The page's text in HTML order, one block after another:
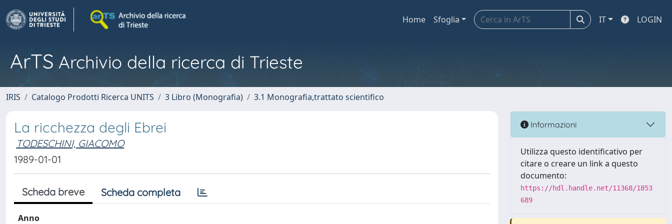
Home Sfoglia IT LOGIN
ArTS Archivio della ricerca di Trieste
IRIS Catalogo Prodotti Ricerca UNITS 3 Libro (Monografia) 3.1 Monografia,trattato scientifico
La ricchezza degli Ebrei
TODESCHINI, GIACOMO
1989-01-01
Scheda breve Scheda completa
Anno
Informazioni
Utilizza questo identificativo per
citare o creare un link a questo
documento:
https://hdl.handle.net/11368/1853
689